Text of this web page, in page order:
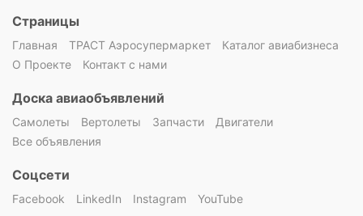
Страницы
Главная ТРАСТ Аэросупермаркет
Каталог авиабизнеса
О Проекте
Контакт с нами
Доска авиаобъявлений
Самолеты Вертолеты Запчасти
Двигатели
Все объявления
Соцсети
Facebook LinkedIn Instagram YouTube